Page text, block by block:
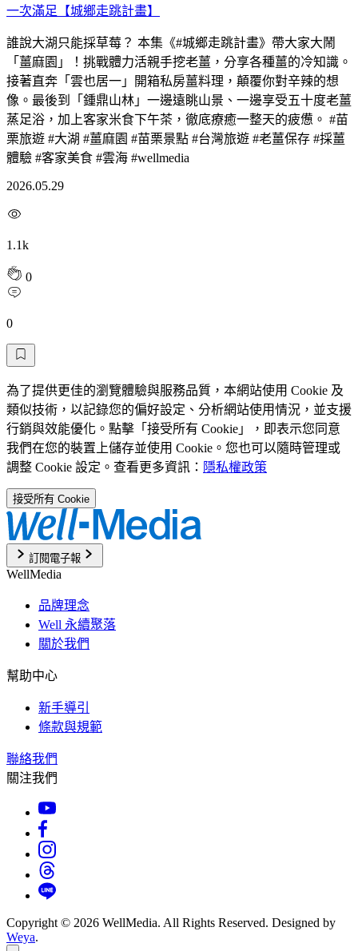
一次滿足【城鄉走跳計畫】
誰說大湖只能採草莓？ 本集《#城鄉走跳計畫》帶大家大鬧
「薑麻園」！挑戰體力活親手挖老薑，分享各種薑的冷知識。
接著直奔「雲也居一」開箱私房薑料理，顛覆你對辛辣的想
像。最後到「鍾鼎山林」一邊遠眺山景、一邊享受五十度老薑
蒸足浴，加上客家米食下午茶，徹底療癒一整天的疲憊。 #苗
栗旅遊 #大湖 #薑麻園 #苗栗景點 #台灣旅遊 #老薑保存 #採薑
體驗 #客家美食 #雲海 #wellmedia
2026.05.29
1.1k
0
0
為了提供更佳的瀏覽體驗與服務品質，本網站使用 Cookie 及
類似技術，以記錄您的偏好設定、分析網站使用情況，並支援
行銷與效能優化。點擊「接受所有 Cookie」，即表示您同意
我們在您的裝置上儲存並使用 Cookie。您也可以隨時管理或
調整 Cookie 設定。查看更多資訊： 隱私權政策
接受所有 Cookie
訂閱電子報
WellMedia
品牌理念
Well 永續聚落
關於我們
幫助中心
新手導引
條款與規範
聯絡我們
關注我們
Copyright © 2026 WellMedia. All Rights Reserved. Designed by
Weya.